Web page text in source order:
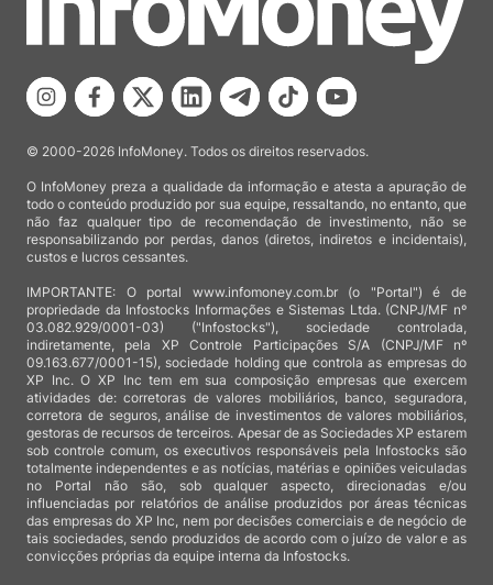
© 2000-2026 InfoMoney. Todos os direitos reservados.
O InfoMoney preza a qualidade da informação e atesta a apuração de
todo o conteúdo produzido por sua equipe, ressaltando, no entanto, que
não faz qualquer tipo de recomendação de investimento, não se
responsabilizando por perdas, danos (diretos, indiretos e incidentais),
custos e lucros cessantes.
IMPORTANTE: O portal www.infomoney.com.br (o "Portal") é de
propriedade da Infostocks Informações e Sistemas Ltda. (CNPJ/MF nº
03.082.929/0001-03) ("Infostocks"), sociedade controlada,
indiretamente, pela XP Controle Participações S/A (CNPJ/MF nº
09.163.677/0001-15), sociedade holding que controla as empresas do
XP Inc. O XP Inc tem em sua composição empresas que exercem
atividades de: corretoras de valores mobiliários, banco, seguradora,
corretora de seguros, análise de investimentos de valores mobiliários,
gestoras de recursos de terceiros. Apesar de as Sociedades XP estarem
sob controle comum, os executivos responsáveis pela Infostocks são
totalmente independentes e as notícias, matérias e opiniões veiculadas
no Portal não são, sob qualquer aspecto, direcionadas e/ou
influenciadas por relatórios de análise produzidos por áreas técnicas
das empresas do XP Inc, nem por decisões comerciais e de negócio de
tais sociedades, sendo produzidos de acordo com o juízo de valor e as
convicções próprias da equipe interna da Infostocks.